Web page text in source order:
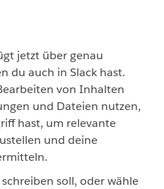
jetzt über genau
du auch in Slack hast.
von Inhalten
und Dateien nutzen,
hast, um relevante
und deine
soll, oder wähle